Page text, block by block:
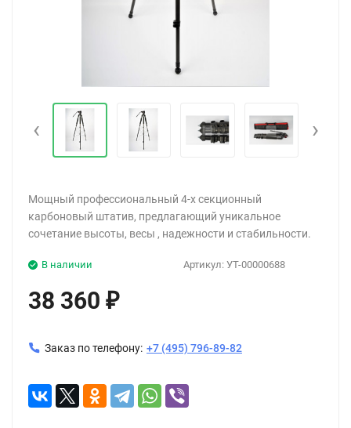
‹ ›
Мощный профессиональный 4-х секционный
карбоновый штатив, предлагающий уникальное
сочетание высоты, весы , надежности и стабильности.
Артикул: УТ-00000688
В наличии
38 360 ₽
Заказ по телефону: +7 (495) 796-89-82